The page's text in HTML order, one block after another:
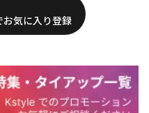
気に入り登録